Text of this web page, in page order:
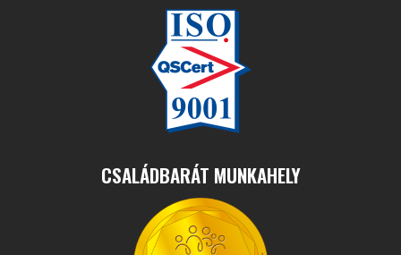
CSALÁDBARÁT MUNKAHELY